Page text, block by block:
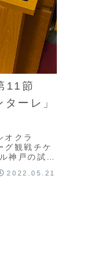
11節
ーレ」
クラ
グ観戦チケ
神戸の試合
2022.05.21